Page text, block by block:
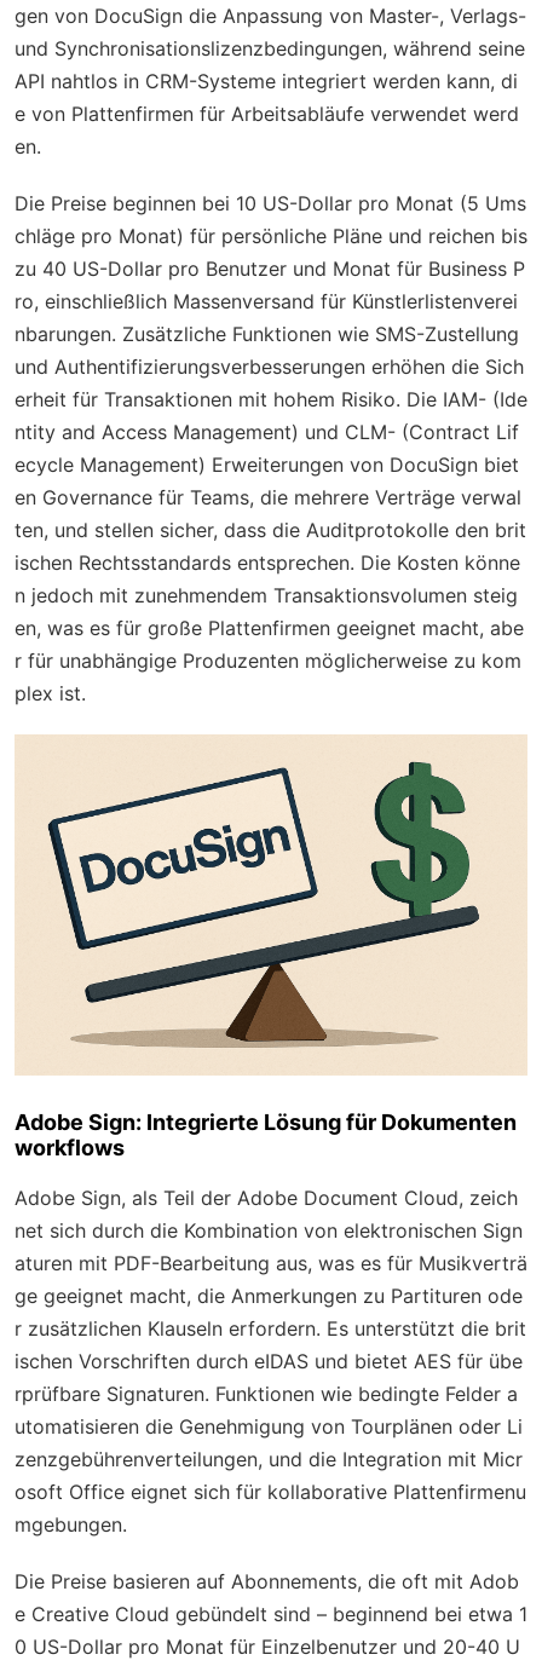
gen von DocuSign die Anpassung von Master-, Verlags-
und Synchronisationslizenzbedingungen, während seine
API nahtlos in CRM-Systeme integriert werden kann, di
e von Plattenfirmen für Arbeitsabläufe verwendet werd
en.
Die Preise beginnen bei 10 US-Dollar pro Monat (5 Ums
chläge pro Monat) für persönliche Pläne und reichen bis
zu 40 US-Dollar pro Benutzer und Monat für Business P
ro, einschließlich Massenversand für Künstlerlistenverei
nbarungen. Zusätzliche Funktionen wie SMS-Zustellung
und Authentifizierungsverbesserungen erhöhen die Sich
erheit für Transaktionen mit hohem Risiko. Die IAM- (Ide
ntity and Access Management) und CLM- (Contract Lif
ecycle Management) Erweiterungen von DocuSign biet
en Governance für Teams, die mehrere Verträge verwal
ten, und stellen sicher, dass die Auditprotokolle den brit
ischen Rechtsstandards entsprechen. Die Kosten könne
n jedoch mit zunehmendem Transaktionsvolumen steig
en, was es für große Plattenfirmen geeignet macht, abe
r für unabhängige Produzenten möglicherweise zu kom
plex ist.
Adobe Sign: Integrierte Lösung für Dokumenten
workflows
Adobe Sign, als Teil der Adobe Document Cloud, zeich
net sich durch die Kombination von elektronischen Sign
aturen mit PDF-Bearbeitung aus, was es für Musikverträ
ge geeignet macht, die Anmerkungen zu Partituren ode
r zusätzlichen Klauseln erfordern. Es unterstützt die brit
ischen Vorschriften durch eIDAS und bietet AES für übe
rprüfbare Signaturen. Funktionen wie bedingte Felder a
utomatisieren die Genehmigung von Tourplänen oder Li
zenzgebührenverteilungen, und die Integration mit Micr
osoft Office eignet sich für kollaborative Plattenfirmenu
mgebungen.
Die Preise basieren auf Abonnements, die oft mit Adob
e Creative Cloud gebündelt sind – beginnend bei etwa 1
0 US-Dollar pro Monat für Einzelbenutzer und 20-40 U